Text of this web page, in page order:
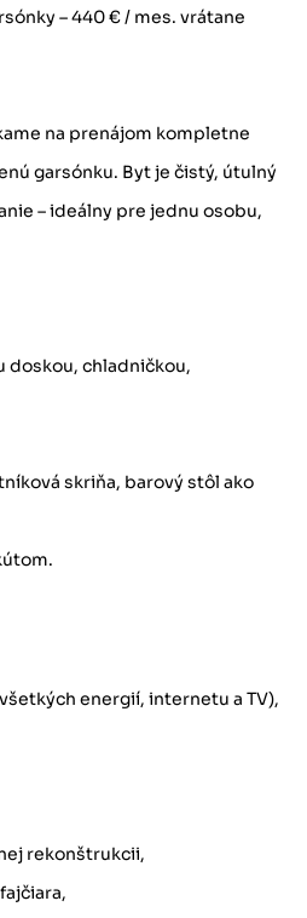
– 440 € / mes. vrátane
na prenájom kompletne
garsónku. Byt je čistý, útulný
– ideálny pre jednu osobu,
doskou, chladničkou,
skriňa, barový stôl ako
energií, internetu a TV),
rekonštrukcii,